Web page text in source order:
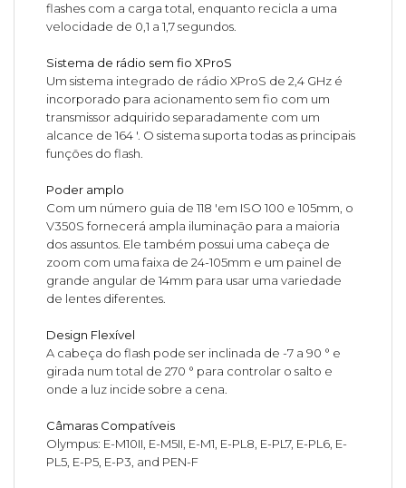
flashes com a carga total, enquanto recicla a uma
velocidade de 0,1 a 1,7 segundos.
Sistema de rádio sem fio XProS
Um sistema integrado de rádio XProS de 2,4 GHz é
incorporado para acionamento sem fio com um
transmissor adquirido separadamente com um
alcance de 164 '. O sistema suporta todas as principais
funções do flash.
Poder amplo
Com um número guia de 118 'em ISO 100 e 105mm, o
V350S fornecerá ampla iluminação para a maioria
dos assuntos. Ele também possui uma cabeça de
zoom com uma faixa de 24-105mm e um painel de
grande angular de 14mm para usar uma variedade
de lentes diferentes.
Design Flexível
A cabeça do flash pode ser inclinada de -7 a 90 ° e
girada num total de 270 ° para controlar o salto e
onde a luz incide sobre a cena.
Câmaras Compatíveis
Olympus: E-M10II, E-M5II, E-M1, E-PL8, E-PL7, E-PL6, E-
PL5, E-P5, E-P3, and PEN-F